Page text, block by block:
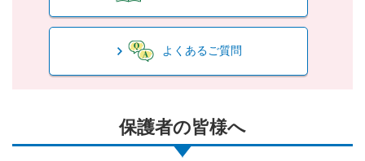
よくあるご質問
保護者の皆様へ